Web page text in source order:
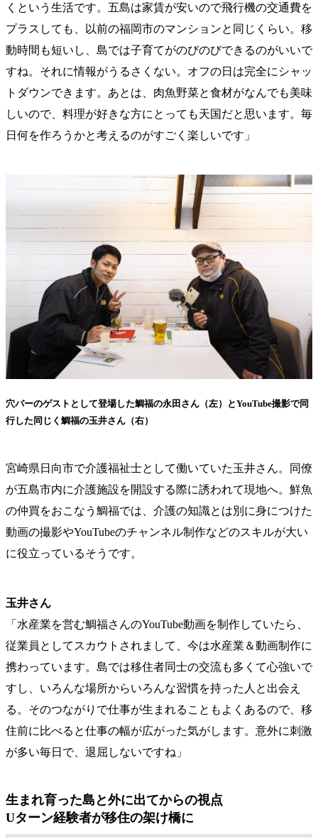
くという生活です。五島は家賃が安いので飛行機の交通費を
プラスしても、以前の福岡市のマンションと同じくらい。移
動時間も短いし、島では子育てがのびのびできるのがいいで
すね。それに情報がうるさくない。オフの日は完全にシャッ
トダウンできます。あとは、肉魚野菜と食材がなんでも美味
しいので、料理が好きな方にとっても天国だと思います。毎
日何を作ろうかと考えるのがすごく楽しいです」
穴バーのゲストとして登場した鯛福の永田さん（左）とYouTube撮影で同
行した同じく鯛福の玉井さん（右）
宮崎県日向市で介護福祉士として働いていた玉井さん。同僚
が五島市内に介護施設を開設する際に誘われて現地へ。鮮魚
の仲買をおこなう鯛福では、介護の知識とは別に身につけた
動画の撮影やYouTubeのチャンネル制作などのスキルが大い
に役立っているそうです。
玉井さん
「水産業を営む鯛福さんのYouTube動画を制作していたら、
従業員としてスカウトされまして、今は水産業＆動画制作に
携わっています。島では移住者同士の交流も多くて心強いで
すし、いろんな場所からいろんな習慣を持った人と出会え
る。そのつながりで仕事が生まれることもよくあるので、移
住前に比べると仕事の幅が広がった気がします。意外に刺激
が多い毎日で、退屈しないですね」
生まれ育った島と外に出てからの視点
Uターン経験者が移住の架け橋に